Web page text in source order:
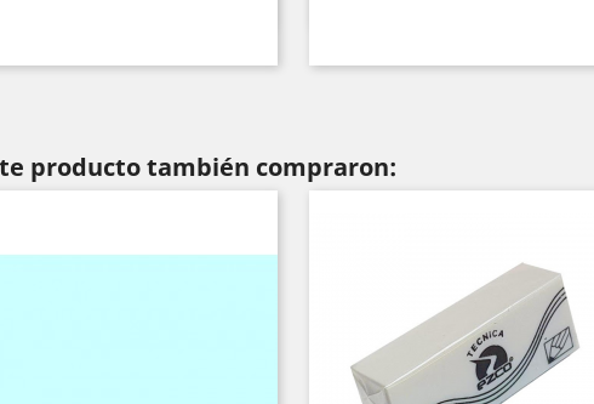
producto también compraron: